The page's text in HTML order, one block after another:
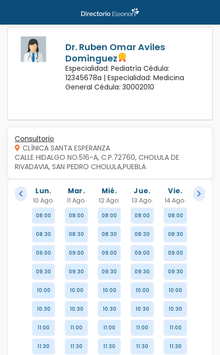
Dr. Ruben Omar Aviles
Dominguez
Especialidad: Pediatría Cédula:
12345678a | Especialidad: Medicina
General Cédula: 30002010
Consultorio
CLÍNICA SANTA ESPERANZA
CALLE HIDALGO NO.516-A, C.P.72760, CHOLULA DE
RIVADAVIA, SAN PEDRO CHOLULA,PUEBLA
Lun.
10 Ago.
Mar.
11 Ago.
Mié.
12 Ago.
Jue.
13 Ago.
Vie.
14 Ago.
08:00
08:30
09:00
09:30
10:00
10:30
11:00
11:30
08:00
08:30
09:00
09:30
10:00
10:30
11:00
11:30
08:00
08:30
09:00
09:30
10:00
10:30
11:00
11:30
08:00
08:30
09:00
09:30
10:00
10:30
11:00
11:30
08:00
08:30
09:00
09:30
10:00
10:30
11:00
11:30